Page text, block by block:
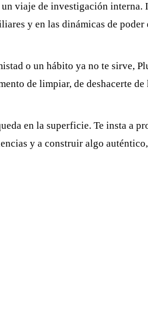
un viaje de investigación interna.
y en las dinámicas de poder
o un hábito ya no te sirve,
de limpiar, de deshacerte de
en la superficie. Te insta a
y a construir algo